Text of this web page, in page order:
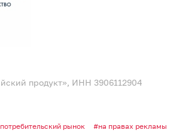
продукт», ИНН 3906112904
потребительский рынок на правах рекламы